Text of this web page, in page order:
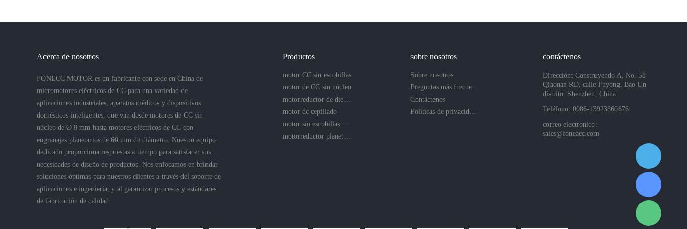
Acerca de nosotros
FONECC MOTOR es un fabricante con sede en China de
micromotores eléctricos de CC para una variedad de
aplicaciones industriales, aparatos médicos y dispositivos
domésticos inteligentes, que van desde motores de CC sin
núcleo de Ø 8 mm hasta motores eléctricos de CC con
engranajes planetarios de 60 mm de diámetro. Nuestro equipo
dedicado proporciona respuestas a tiempo para satisfacer sus
necesidades de diseño de productos. Nos enfocamos en brindar
soluciones óptimas para nuestros clientes a través del soporte de
aplicaciones e ingeniería, y al garantizar procesos y estándares
de fabricación de calidad.
Productos
motor CC sin escobillas
motor de CC sin núcleo
motor dc cepillado
sobre nosotros
Sobre nosotros
Contáctenos
contáctenos
Dirección: Construyendo A, No. 58
Qiaonan RD, calle Fuyong, Bao Un
distrito. Shenzhen, China
Teléfono: 0086-13923860676
correo electronico:
sales@foneacc.com